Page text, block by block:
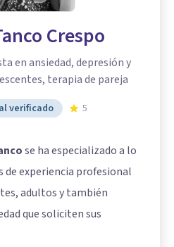
Crespo
en ansiedad, depresión y
terapia de pareja
verificado 5
se ha especializado a lo
de experiencia profesional
adultos y también
que soliciten sus